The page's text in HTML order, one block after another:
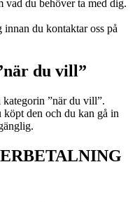
du behöver ta med dig.
du kontaktar oss på
du vill”
”när du vill”.
den och du kan gå in